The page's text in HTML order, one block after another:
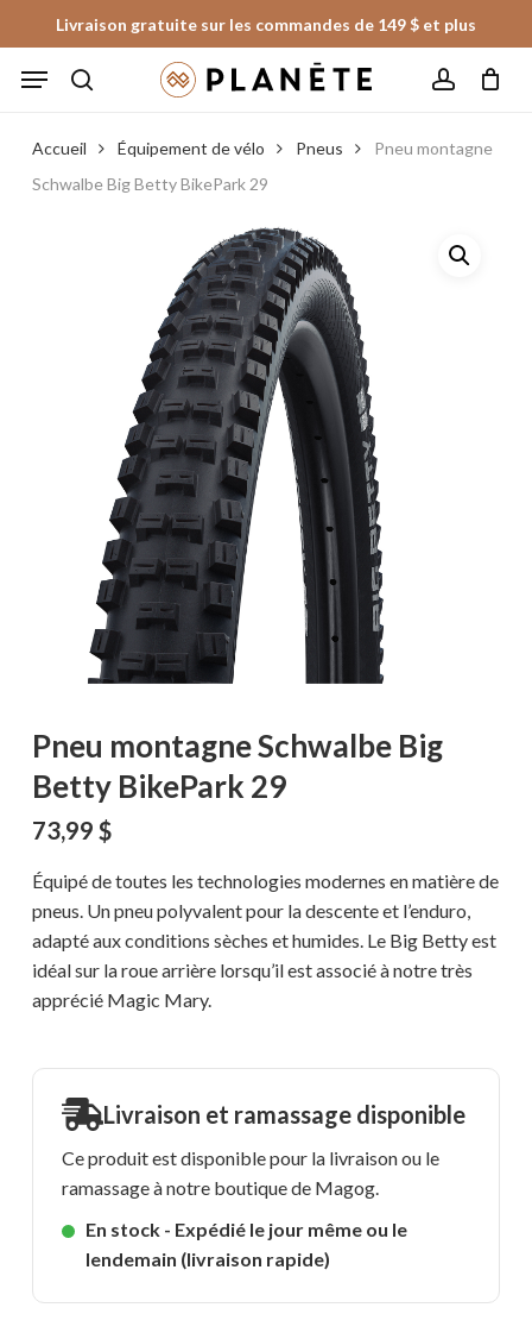
to
main
Livraison gratuite sur les commandes de 149 $ et plus
Menu
Fermer
le
panier
Accueil Équipement de vélo Pneus
Pneu montagne
Schwalbe Big Betty BikePark 29
Pneu montagne Schwalbe Big
Betty BikePark 29
73,99 $
Équipé de toutes les technologies modernes en matière de
pneus. Un pneu polyvalent pour la descente et l’enduro,
adapté aux conditions sèches et humides. Le Big Betty est
idéal sur la roue arrière lorsqu’il est associé à notre très
apprécié Magic Mary.
Livraison et ramassage disponible
Ce produit est disponible pour la livraison ou le
ramassage à notre boutique de Magog.
En stock - Expédié le jour même ou le
lendemain (livraison rapide)